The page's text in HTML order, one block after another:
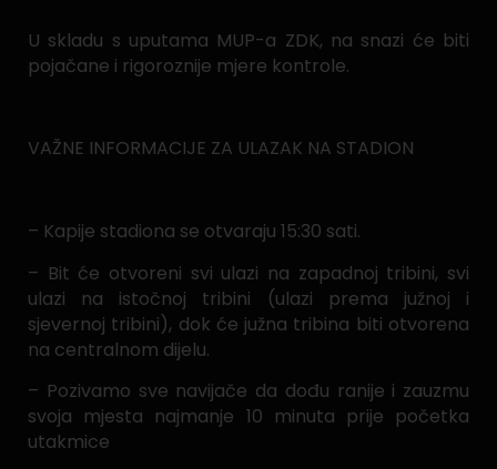
U skladu s uputama MUP-a ZDK, na snazi će biti
pojačane i rigoroznije mjere kontrole.
VAŽNE INFORMACIJE ZA ULAZAK NA STADION
– Kapije stadiona se otvaraju 15:30 sati.
– Bit će otvoreni svi ulazi na zapadnoj tribini, svi
ulazi na istočnoj tribini (ulazi prema južnoj i
sjevernoj tribini), dok će južna tribina biti otvorena
na centralnom dijelu.
– Pozivamo sve navijače da dođu ranije i zauzmu
svoja mjesta najmanje 10 minuta prije početka
utakmice